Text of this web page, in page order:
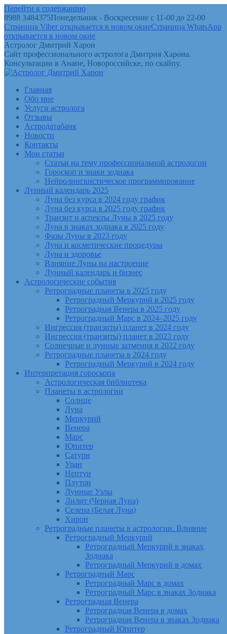
Перейти к содержанию
8988 3484375Понедельник - Воскресение с 11-00 до 22-00
Страница Viber открывается в новом окнеСтраница WhatsApp
открывается в новом окне
Астролог Дмитрий Харон
Сайт профессионального астролога Дмитрия Харона.
Консультации в Анапе, Новороссийске, по скайпу.
Главная
Обо мне
Услуги астролога
Отзывы
Астродатабанк
Новости
Контакты
Мои статьи
Статьи на тему профессиональной астрологии
Гороскоп и знаки зодиака
Нейролингвистическое программирование
Лунный календарь 2025
Луна без курса в 2024 году график
Луна без курса в 2025 году график
Транзит и аспекты Луны в 2025 году
Луна в знаках зодиака в 2025 году
Фазы Луны в 2023 году
Луна и косметические процедуры
Луна и здоровье
Влияние Луны на настроение
Лунный календарь и бизнес
Астрологические события
Ретроградные планеты в 2025 году
Ретроградный Меркурий в 2025 году
Ретроградная Венера в 2025 году
Ретроградный Марс в 2024–2025 году
Ингрессия (транзиты) планет в 2024 году
Ингрессия (транзиты) планет в 2023 году
Солнечные и лунные затмения в 2022 году
Ретроградные планеты в 2024 году
Ретроградный Меркурий в 2024 году
Интерпретация гороскопа
Астрологическая библиотека
Планеты в астрологии
Солнце
Луна
Меркурий
Венера
Марс
Юпитер
Сатурн
Уран
Нептун
Плутон
Лунные Узлы
Лилит (Черная Луна)
Селена (Белая Луна)
Хирон
Ретроградные планеты в астрологии. Влияние
Ретроградный Меркурий
Ретроградный Меркурий в знаках
Зодиака
Ретроградный Меркурий в домах
Ретроградный Марс
Ретроградный Марс в домах
Ретроградный Марс в знаках Зодиака
Ретроградная Венера
Ретроградная Венера в домах
Ретроградная Венера в знаках Зодиака
Ретроградный Юпитер